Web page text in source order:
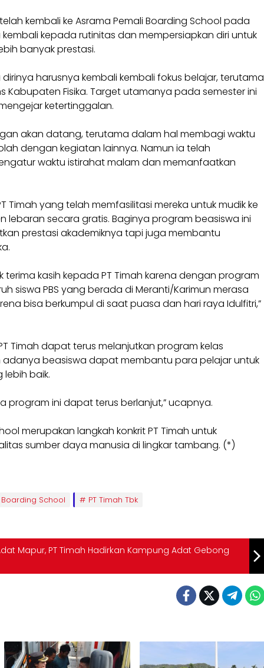
kembali ke Asrama Pemali Boarding School pada
kembali kepada rutinitas dan mempersiapkan diri untuk
banyak prestasi.
dirinya harusnya kembali kembali fokus belajar, terutama
Kabupaten Fisika. Target utamanya pada semester ini
ketertinggalan.
akan datang, terutama dalam hal membagi waktu
dengan kegiatan lainnya. Namun ia telah
waktu istirahat malam dan memanfaatkan
Timah yang telah memfasilitasi mereka untuk mudik ke
lebaran secara gratis. Baginya program beasiswa ini
prestasi akademiknya tapi juga membantu
kasih kepada PT Timah karena dengan program
siswa PBS yang berada di Meranti/Karimun merasa
bisa berkumpul di saat puasa dan hari raya Idulfitri,”
Timah dapat terus melanjutkan program kelas
adanya beasiswa dapat membantu para pelajar untuk
baik.
program ini dapat terus berlanjut,” ucapnya.
merupakan langkah konkrit PT Timah untuk
sumber daya manusia di lingkar tambang. (*)
School
PT Timah Tbk
Mapur, PT Timah Hadirkan Kampung Adat Gebong